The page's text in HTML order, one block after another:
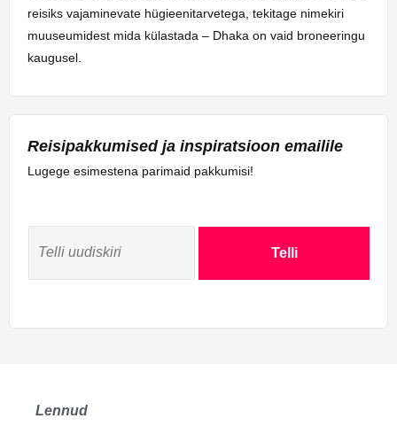
reisiks vajaminevate hügieenitarvetega, tekitage nimekiri
muuseumidest mida külastada – Dhaka on vaid broneeringu
kaugusel.
Reisipakkumised ja inspiratsioon emailile
Lugege esimestena parimaid pakkumisi!
Telli
Lennud